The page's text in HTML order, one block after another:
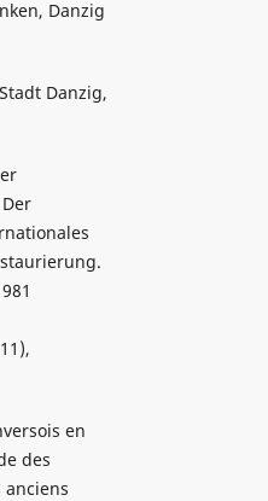
Danzig
Danzig,
en
des